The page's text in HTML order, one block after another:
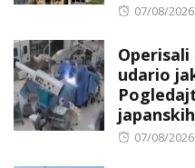
Posted
07/08/2026
udario
Posted
07/08/2026